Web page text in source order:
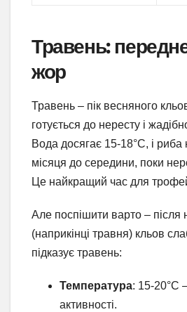
Травень:
жор
Травень – пік весняного
готується до нересту і
Вода досягає 15-18°C, і риба
місяця до середини, поки
Це найкращий час для
Але поспішити варто – після
(наприкінці травня) кльов
підказує травень:
Температура: 15-20°C
активності.